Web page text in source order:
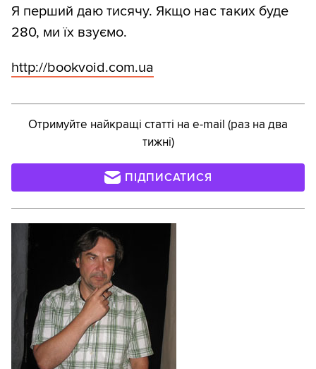
Я перший даю тисячу. Якщо нас таких буде
280, ми їх взуємо.
http://bookvoid.com.ua
Отримуйте найкращі статті на e-mail (раз на два
тижні)
ПІДПИСАТИСЯ